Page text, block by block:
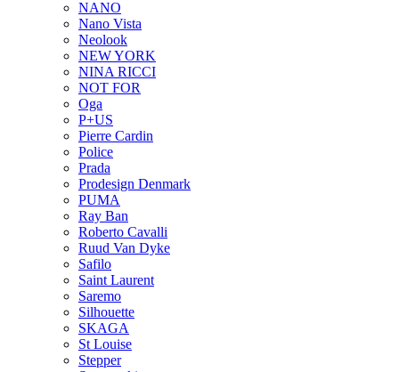
NANO
Nano Vista
Neolook
NEW YORK
NINA RICCI
NOT FOR
Oga
P+US
Pierre Cardin
Police
Prada
Prodesign Denmark
PUMA
Ray Ban
Roberto Cavalli
Ruud Van Dyke
Safilo
Saint Laurent
Saremo
Silhouette
SKAGA
St Louise
Stepper